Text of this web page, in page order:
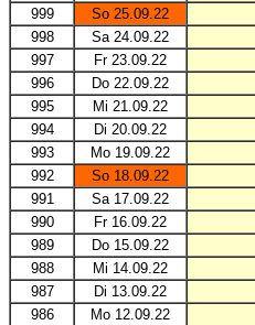
999
So 25.09.22
998
Sa 24.09.22
997
Fr 23.09.22
996
Do 22.09.22
995
Mi 21.09.22
994
Di 20.09.22
993
Mo 19.09.22
992
So 18.09.22
991
Sa 17.09.22
990
Fr 16.09.22
989
Do 15.09.22
988
Mi 14.09.22
987
Di 13.09.22
986
Mo 12.09.22